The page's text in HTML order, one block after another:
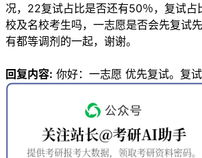
况，22复试占比是否还有50％，复试占
校及名校考生吗，一志愿是否会先复试
有都等调剂的一起，谢谢。
回复内容: 你好：一志愿 优先复试。复